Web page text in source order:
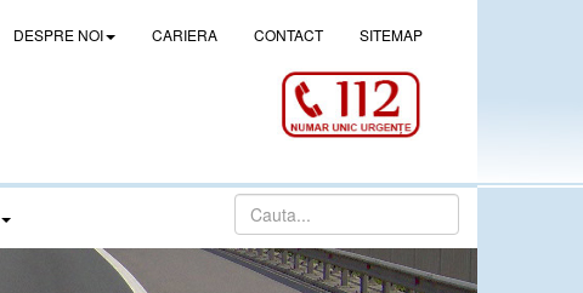
DESPRE NOI CARIERA CONTACT SITEMAP